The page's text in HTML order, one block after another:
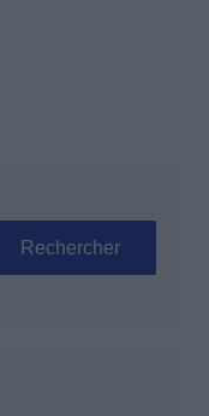
Rechercher